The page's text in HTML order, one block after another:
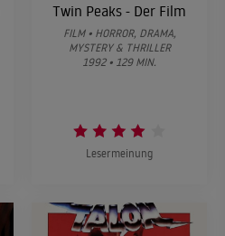
Twin Peaks - Der Film
FILM • HORROR, DRAMA,
MYSTERY & THRILLER
1992 • 129 MIN.
Lesermeinung